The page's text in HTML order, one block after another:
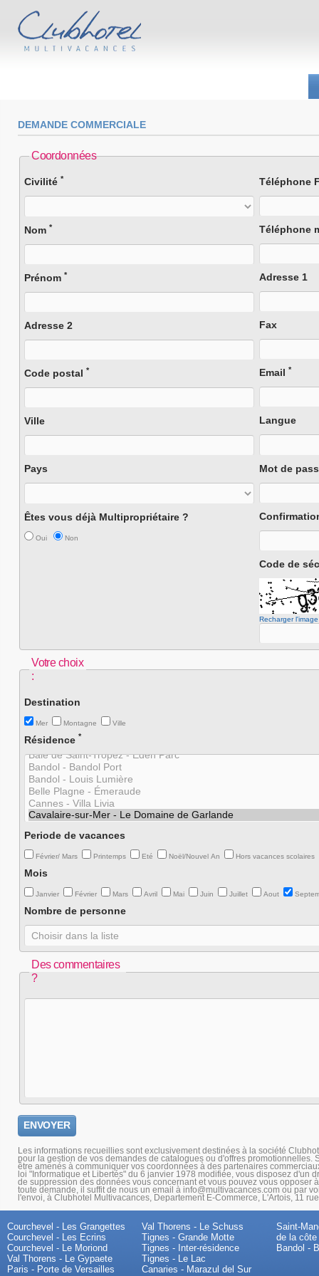
DEMANDE COMMERCIALE
Coordonnées
Civilité*
Nom*
Prénom*
Adresse 2
Code postal*
Ville
Pays
Êtes vous déjà Multipropriétaire ?
Oui Non
Téléphone
Téléphone
Adresse 1
Fax
Email *
Langue
Mot de
Code de
Recharger l'image
Votre choix
:
Destination
Mer Montagne Ville
Résidence*
Periode de vacances
Février/ Mars Printemps Eté Noël/Nouvel An Hors vacances scolaires
Mois
Janvier Février Mars Avril Mai Juin Juillet Aout
Nombre de personne
Des commentaires
?
Les informations recueillies sont exclusivement destinées à la société
pour la gestion de vos demandes de catalogues ou d'offres promotionnelles.
être amenés à communiquer vos coordonnées à des partenaires
loi "Informatique et Libertés" du 6 janvier 1978 modifiée, vous disposez d'un
de suppression des données vous concernant et vous pouvez vous opposer
toute demande, il suffit de nous un email à info@multivacances.com ou par
l'envoi, à Clubhotel Multivacances, Departement E-Commerce, L'Artois, 11
Courchevel - Les Grangettes
Courchevel - Les Ecrins
Courchevel - Le Moriond
Val Thorens - Le Gypaete
Paris - Porte de Versailles
Val Thorens - Le Schuss
Tignes - Grande Motte
Tignes - Inter-résidence
Tignes - Le Lac
Canaries - Marazul del Sur
Saint-
de la côte
Bandol -